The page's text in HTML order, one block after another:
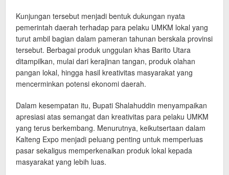
Kunjungan tersebut menjadi bentuk dukungan nyata
pemerintah daerah terhadap para pelaku UMKM lokal yang
turut ambil bagian dalam pameran tahunan berskala provinsi
tersebut. Berbagai produk unggulan khas Barito Utara
ditampilkan, mulai dari kerajinan tangan, produk olahan
pangan lokal, hingga hasil kreativitas masyarakat yang
mencerminkan potensi ekonomi daerah.
Dalam kesempatan itu, Bupati Shalahuddin menyampaikan
apresiasi atas semangat dan kreativitas para pelaku UMKM
yang terus berkembang. Menurutnya, keikutsertaan dalam
Kalteng Expo menjadi peluang penting untuk memperluas
pasar sekaligus memperkenalkan produk lokal kepada
masyarakat yang lebih luas.